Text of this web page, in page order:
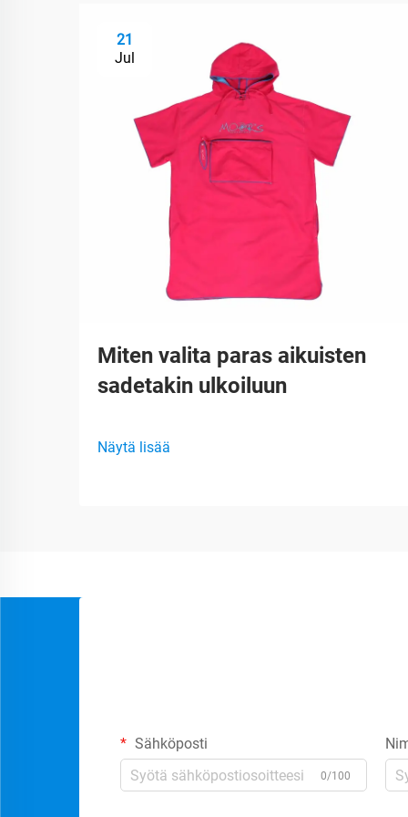
21
Jul
Miten valita paras aikuisten
sadetakin ulkoiluun
Näytä lisää
Sähköposti
0/100